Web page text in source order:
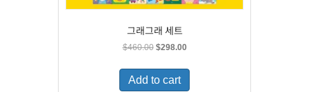
그래그래 세트
$460.00 Original
was:
$460.00.
$298.00Current
is:
Add to cart